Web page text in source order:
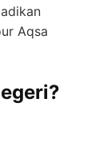
Aqsa